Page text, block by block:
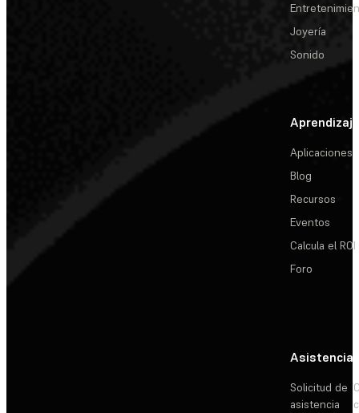
Joyería
Sonido
Aprendizaje
Aplicaciones
Blog
Recursos
Eventos
Calcula el ROI
Foro
Asistencia
Solicitud de
asistencia